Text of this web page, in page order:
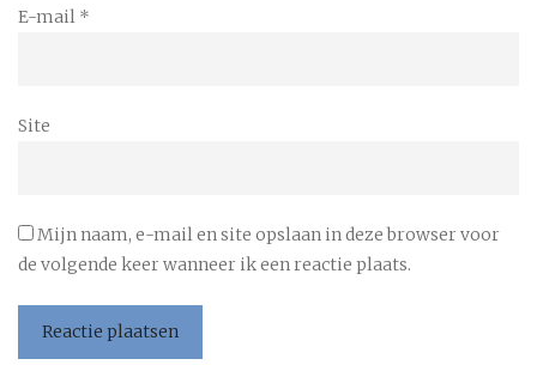
E-mail *
Site
Mijn naam, e-mail en site opslaan in deze browser voor
de volgende keer wanneer ik een reactie plaats.